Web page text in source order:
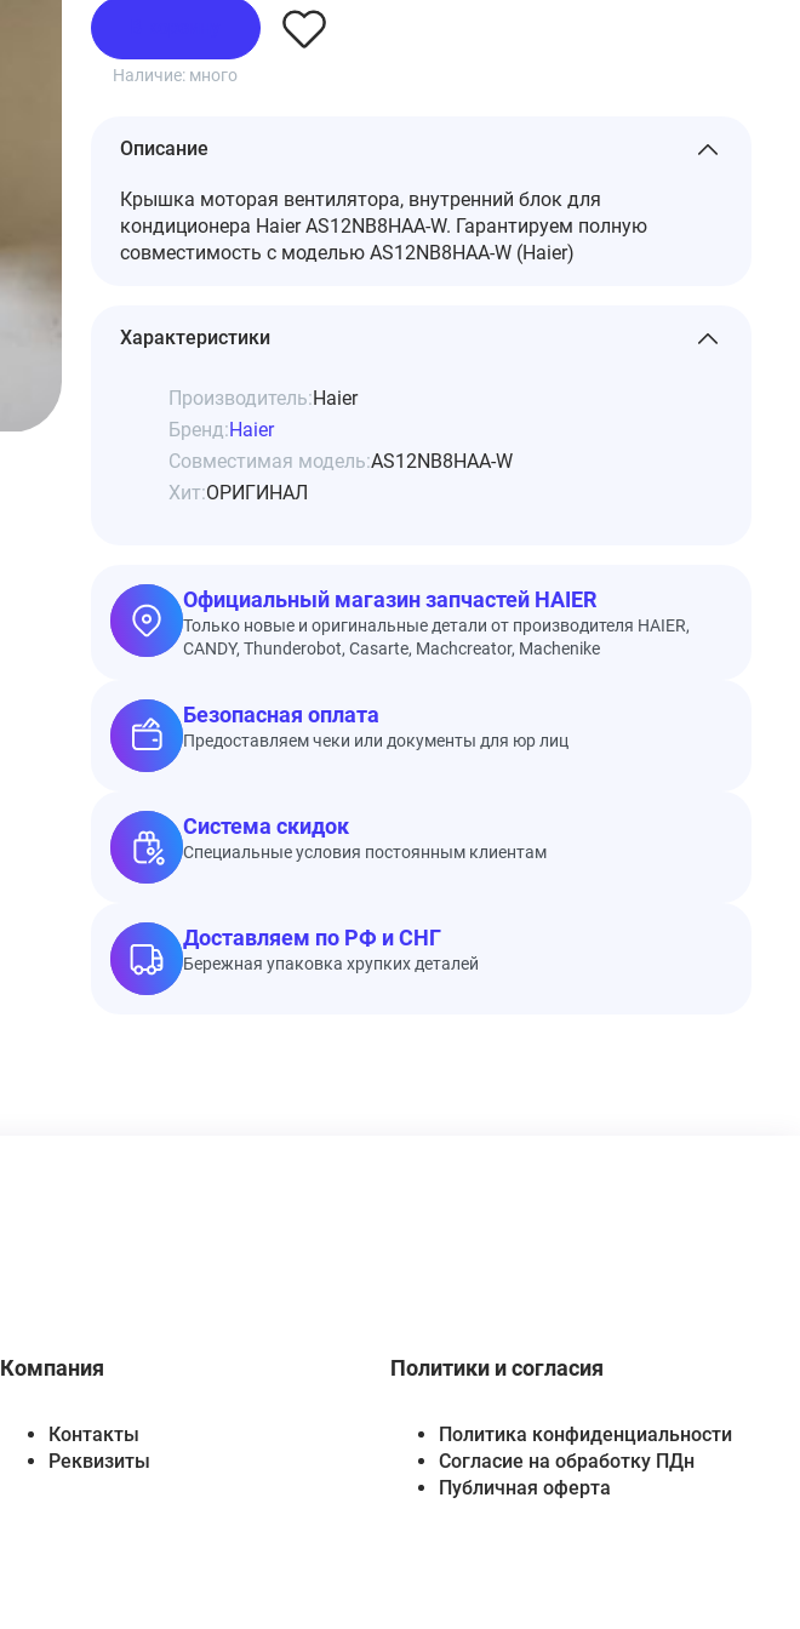
Наличие: много
Описание
Крышка моторая вентилятора, внутренний блок для
кондиционера Haier AS12NB8HAA-W. Гарантируем полную
совместимость с моделью AS12NB8HAA-W (Haier)
Характеристики
Производитель:Haier
Бренд:Haier
Совместимая модель:AS12NB8HAA-W
Хит:ОРИГИНАЛ
Официальный магазин запчастей HAIER
Только новые и оригинальные детали от производителя HAIER,
CANDY, Thunderobot, Casarte, Machcreator, Machenike
Безопасная оплата
Предоставляем чеки или документы для юр лиц
Система скидок
Специальные условия постоянным клиентам
Доставляем по РФ и СНГ
Бережная упаковка хрупких деталей
Компания
Контакты
Реквизиты
Политики и согласия
Политика конфиденциальности
Согласие на обработку ПДн
Публичная оферта